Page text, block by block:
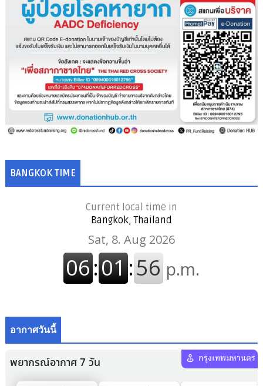
BANGKOK TIME
Current local time in
Bangkok, Thailand
อากาศวันนี้